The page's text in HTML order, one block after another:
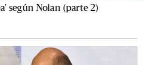
según Nolan (parte 2)